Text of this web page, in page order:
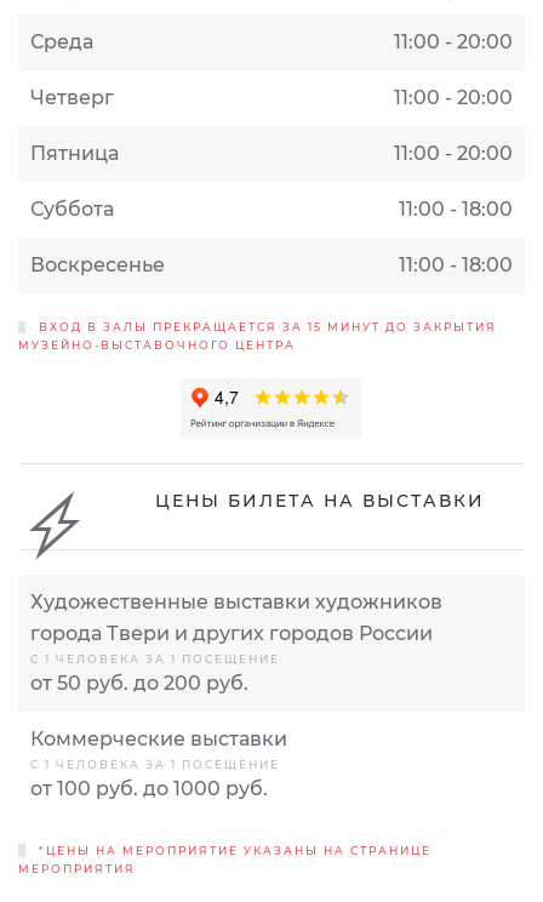
Среда 11:00 - 20:00
Четверг 11:00 - 20:00
Пятница 11:00 - 20:00
Суббота 11:00 - 18:00
Воскресенье 11:00 - 18:00
ВХОД В ЗАЛЫ ПРЕКРАЩАЕТСЯ ЗА 15 МИНУТ ДО ЗАКРЫТИЯ
МУЗЕЙНО-ВЫСТАВОЧНОГО ЦЕНТРА
ЦЕНЫ БИЛЕТА НА ВЫСТАВКИ
Художественные выставки художников
города Твери и других городов России
С 1 ЧЕЛОВЕКА ЗА 1 ПОСЕЩЕНИЕ
от 50 руб. до 200 руб.
Коммерческие выставки
С 1 ЧЕЛОВЕКА ЗА 1 ПОСЕЩЕНИЕ
от 100 руб. до 1000 руб.
*ЦЕНЫ НА МЕРОПРИЯТИЕ УКАЗАНЫ НА СТРАНИЦЕ
МЕРОПРИЯТИЯ